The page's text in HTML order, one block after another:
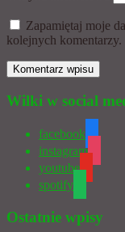
Zapamiętaj moje
kolejnych komentarzy.
Wilki w social
facebook
instagram
youtube
spotify
Ostatnie wpisy